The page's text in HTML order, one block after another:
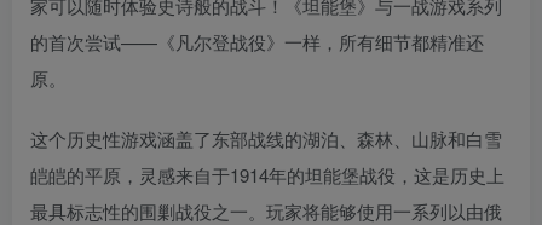
家可以随时体验史诗般的战斗！《坦能堡》与一战游戏系列
的首次尝试——《凡尔登战役》一样，所有细节都精准还
原。
这个历史性游戏涵盖了东部战线的湖泊、森林、山脉和白雪
皑皑的平原，灵感来自于1914年的坦能堡战役，这是历史上
最具标志性的围剿战役之一。玩家将能够使用一系列以由俄